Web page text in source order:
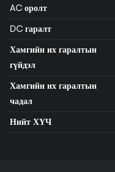
AC оролт
DC гаралт
Хамгийн их гаралтын
гүйдэл
Хамгийн их гаралтын
чадал
Нийт ХҮЧ